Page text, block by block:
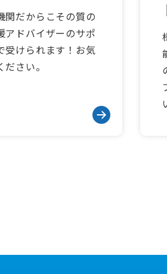
関だからこその質の
アドバイザーのサポ
受けられます！お気
さい。